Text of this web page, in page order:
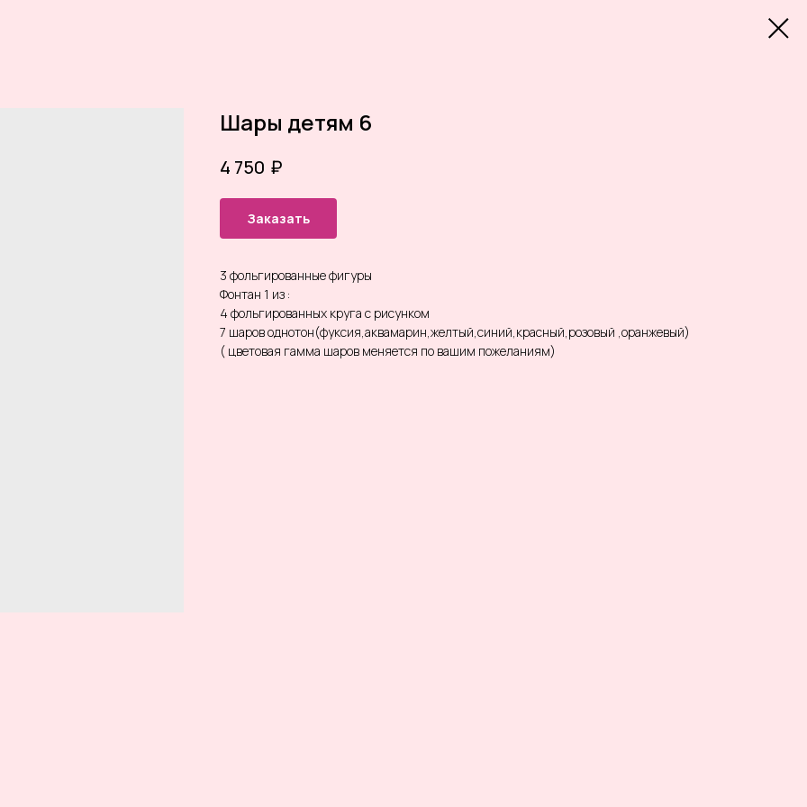
Шары детям 6
4 750 ₽
Заказать
3 фольгированные фигуры
Фонтан 1 из :
4 фольгированных круга с рисунком
7 шаров однотон(фуксия,аквамарин,желтый,синий,красный,розовый ,оранжевый)
( цветовая гамма шаров меняется по вашим пожеланиям)